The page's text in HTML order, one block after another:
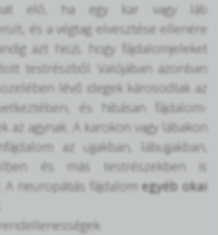
elő, ha egy kar vagy láb
és a végtag elvesztése ellenére
azt hiszi, hogy fájdalomjeleket
testrészből. Valójában azonban
lévő idegek károsodtak az
és hibásan fájdalom-
az agynak. A karokon vagy lábakon
az ujjakban, lábujjakban,
és más testrészekben is
A neuropátiás fájdalomegyéb okai